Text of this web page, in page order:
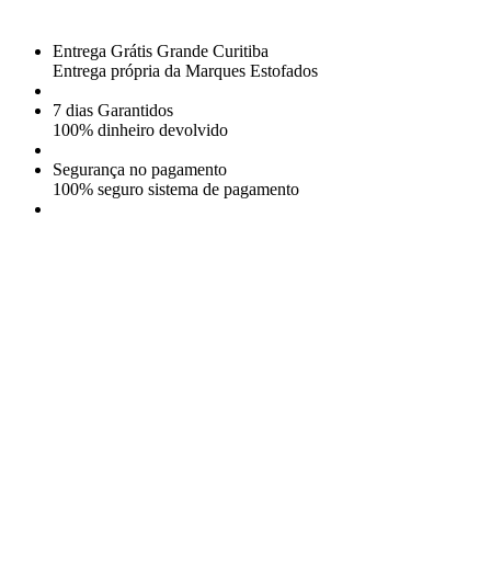
Entrega Grátis Grande Curitiba
Entrega própria da Marques Estofados
7 dias Garantidos
100% dinheiro devolvido
Segurança no pagamento
100% seguro sistema de pagamento